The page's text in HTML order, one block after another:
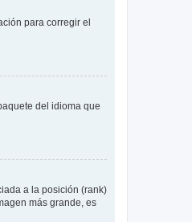
para corregir el
del idioma que
a la posición (rank)
más grande, es